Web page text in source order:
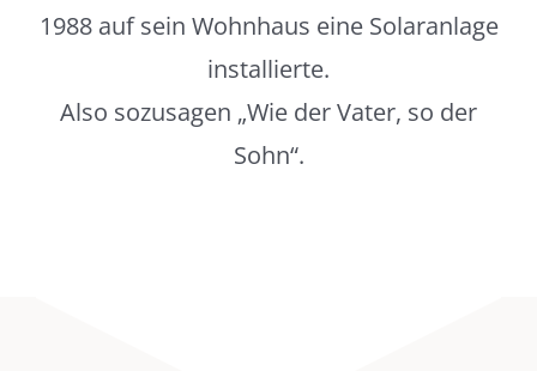
1988 auf sein Wohnhaus eine Solaranlage
installierte.
Also sozusagen „Wie der Vater, so der
Sohn“.